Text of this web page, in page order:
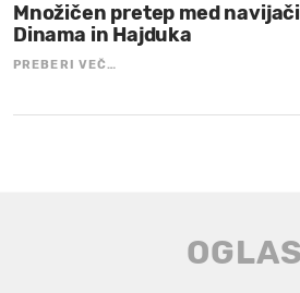
Množičen pretep med navijači
Dinama in Hajduka
PREBERI VEČ…